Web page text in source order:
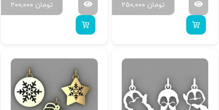
۲۵۰,۰۰۰ تومان ۲۰۰,۰۰۰ تومان